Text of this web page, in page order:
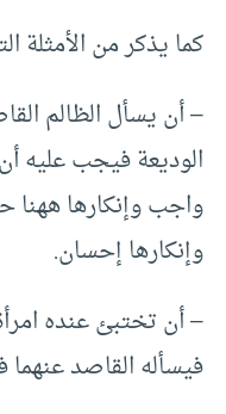
كما يذكر من الأمثلة
– أن يسأل الظالم
الوديعة فيجب عليه
واجب وإنكارها ههنا
وإنكارها إحسان.
– أن تختبئ عنده
فيسأله القاصد